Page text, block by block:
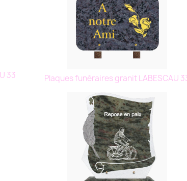
33 Plaques funéraires granit LABESCAU